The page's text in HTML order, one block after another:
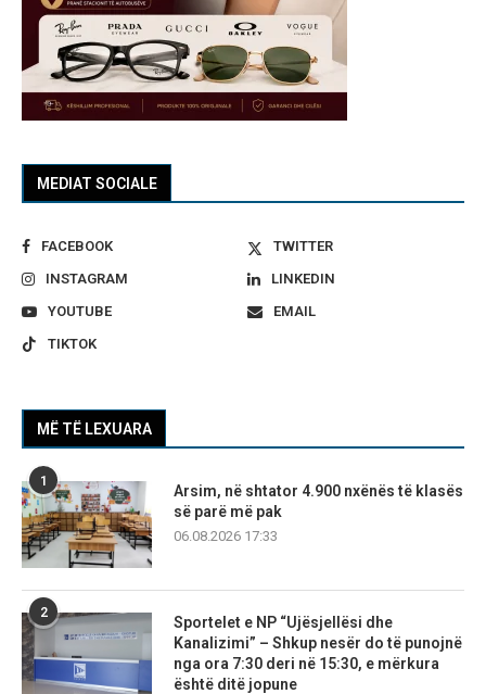
MEDIAT SOCIALE
FACEBOOK
TWITTER
INSTAGRAM
LINKEDIN
YOUTUBE
EMAIL
TIKTOK
MË TË LEXUARA
1
Arsim, në shtator 4.900 nxënës të klasës
së parë më pak
06.08.2026 17:33
2
Sportelet e NP “Ujësjellësi dhe
Kanalizimi” – Shkup nesër do të punojnë
nga ora 7:30 deri në 15:30, e mërkura
është ditë jopune